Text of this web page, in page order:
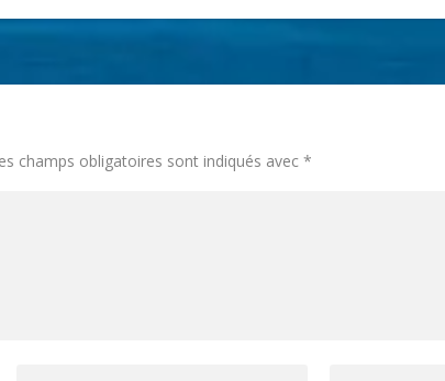
champs obligatoires sont indiqués avec*